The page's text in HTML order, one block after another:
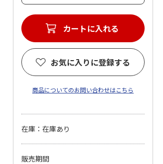
カートに入れる
お気に入りに登録する
商品についてのお問い合わせはこちら
在庫：在庫あり
販売期間